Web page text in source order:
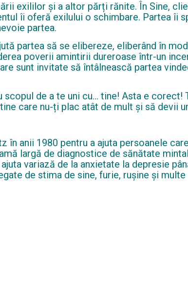
exililor și a altor părți rănite. În Sine,
îi oferă exilului o schimbare. Partea îi
partea.
partea să se elibereze, eliberând în
poverii amintirii dureroase într-un
sunt invitate să întâlnească partea
de a te uni cu… tine! Asta e
care nu-ți plac atât de mult și să devii
în anii 1980 pentru a ajuta persoanele
largă de diagnostice de sănătate
variază de la anxietate la depresie
de stima de sine, furie, rușine și multe